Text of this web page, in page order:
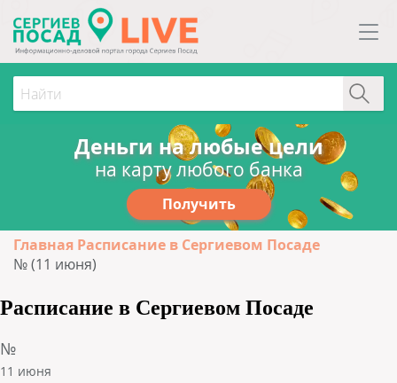
Деньги на любые цели
на карту любого банка
Получить
Главная Расписание в Сергиевом Посаде
№ (11 июня)
Расписание в Сергиевом Посаде
№
11 июня